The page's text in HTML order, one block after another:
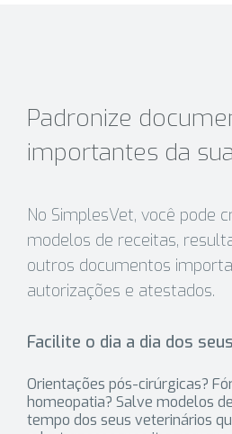
Padronize
importantes da
No SimplesVet, você pode
modelos de receitas,
outros documentos
autorizações e atestados.
Facilite o dia a dia dos
Orientações pós-cirúrgicas?
homeopatia? Salve modelos
tempo dos seus veterinários